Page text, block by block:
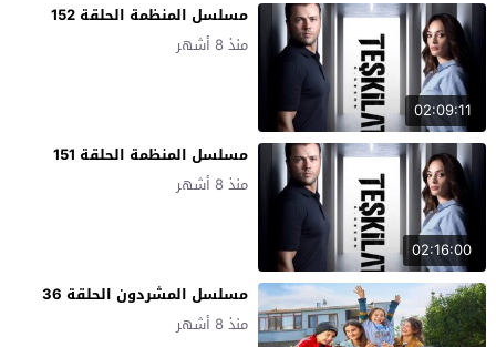
02:09:11
مسلسل المنظمة الحلقة 152
منذ 8 أشهر
02:16:00
مسلسل المنظمة الحلقة 151
منذ 8 أشهر
مسلسل المشردون الحلقة 36
منذ 8 أشهر